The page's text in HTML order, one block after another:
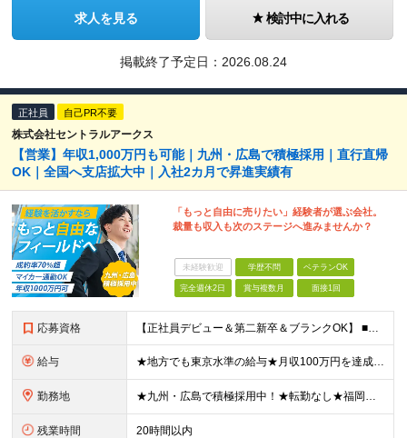
求人を見る 検討中に入れる
掲載終了予定日： 2026.08.24
正社員 自己PR不要
株式会社セントラルアークス
【営業】年収1,000万円も可能｜九州・広島で積極採用｜直行直帰
OK｜全国へ支店拡大中｜入社2カ月で昇進実績有
「もっと自由に売りたい」経験者が選ぶ会社。
裁量も収入も次のステージへ進みませんか？
未経験歓迎 学歴不問 ベテランOK
完全週休2日 賞与複数月 面接1回
応募資格 【正社員デビュー＆第二新卒＆ブランクOK】 ■学歴不問 ■何かしらの営業経験をお持ちの方（年数不問） ■普通自動車免許（AT限定可）をお持ちの方 ＼こんな方にピッタリ／ □成果に見合った収入と安定し
給与 ★地方でも東京水準の給与★月収100万円を達成した実績あり！ 月給30万円～＋高率インセンティブ＋各種手当＋賞与年2回 ※経験やスキルを考慮し決定いたします ※上記には固定残業代（20時間分／2万2
勤務地 ★九州・広島で積極採用中！★転勤なし★福岡・広島・大分・宮崎・東京募集★マイカー通勤OK ■以下の勤務地より、ご希望に応じて配属いたします。 人数に応じて支店を増やしていくため、記載の勤務地以外でも
残業時間 20時間以内